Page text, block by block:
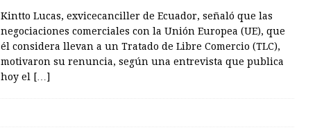
Kintto Lucas, exvicecanciller de Ecuador, señaló que las
negociaciones comerciales con la Unión Europea (UE), que
él considera llevan a un Tratado de Libre Comercio (TLC),
motivaron su renuncia, según una entrevista que publica
hoy el
[…]